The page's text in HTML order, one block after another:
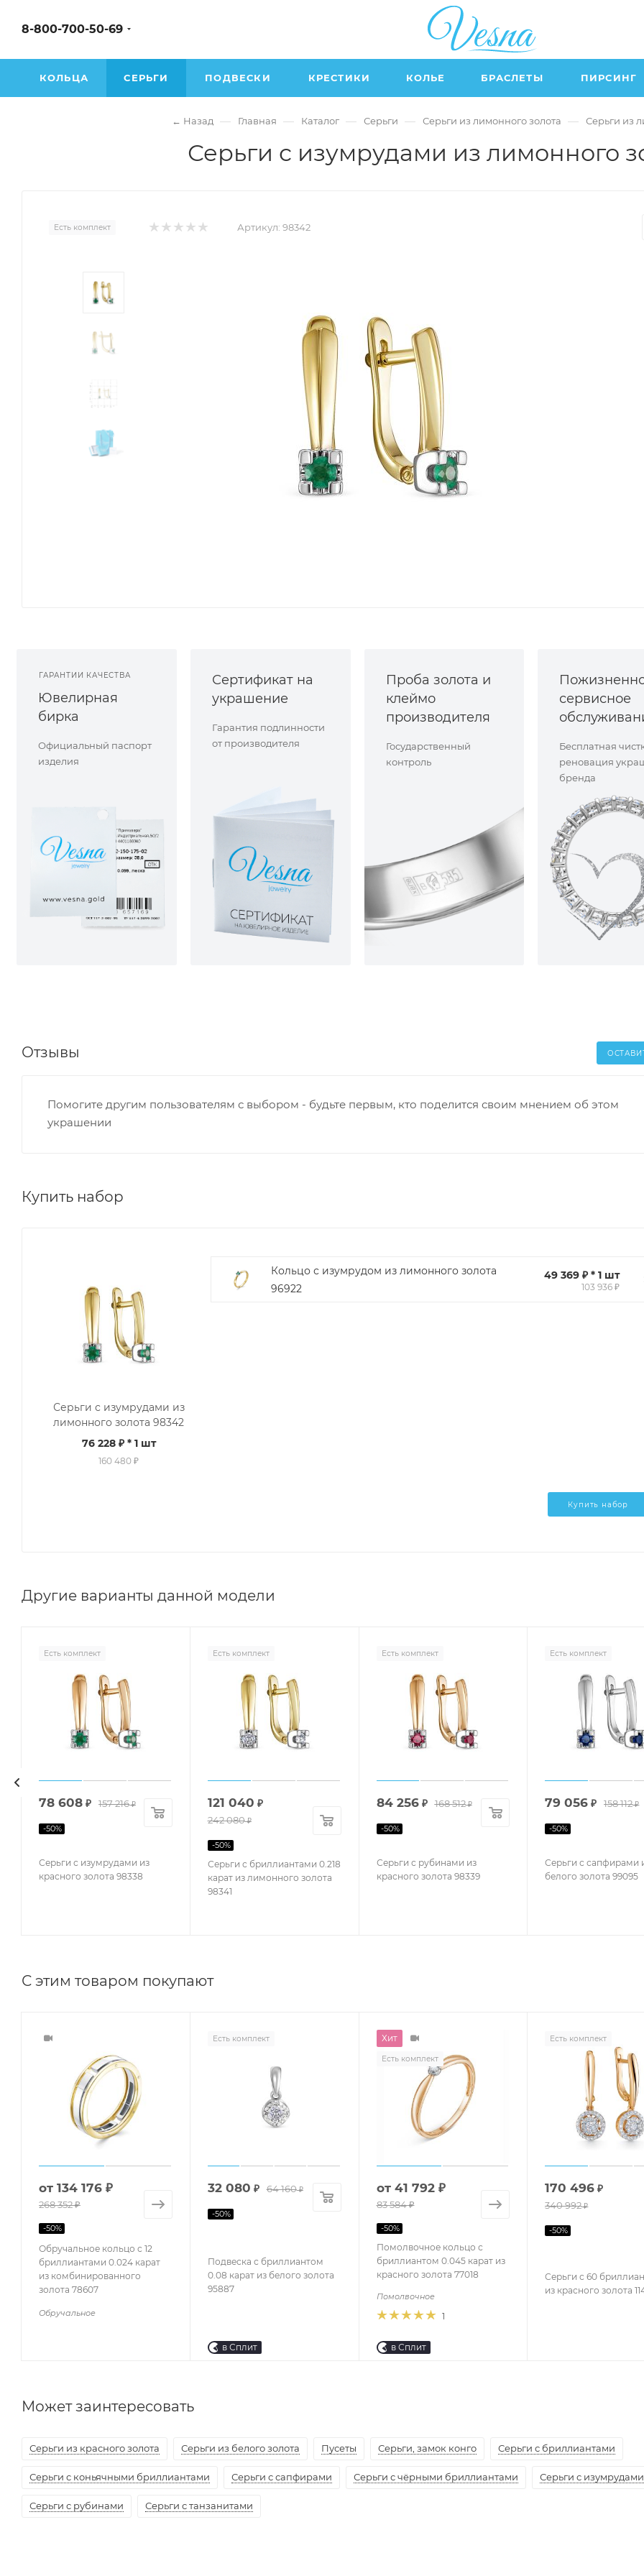
8-800-700-50-69
КОЛЬЦА СЕРЬГИ ПОДВЕСКИ КРЕСТИКИ КОЛЬЕ БРАСЛЕТЫ ПИРСИНГ
← Назад — Главная — Каталог — Серьги — Серьги из лимонного золота — Серьги из
Серьги с изумрудами из лимонного
Есть комплект Артикул: 98342
ГАРАНТИИ КАЧЕСТВА
Ювелирная
бирка
Официальный паспорт
изделия
Сертификат на
украшение
Гарантия подлинности
от производителя
Проба золота и
клеймо
производителя
Государственный
контроль
сервисное
Бесплатная
реновация
бренда
Отзывы
Помогите другим пользователям с выбором - будьте первым, кто поделится своим мнением об этом
украшении
Купить набор
Серьги с изумрудами из
лимонного золота 98342
76 228 ₽* 1 шт
160 480 ₽
Кольцо с изумрудом из лимонного золота
96922
49 369 ₽ * 1 шт
103 936 ₽
Купить набор
Другие варианты данной модели
Есть комплект
Серьги с изумрудами из
красного золота 98338
78 608 ₽ 157 216₽
-50%
Есть комплект
Серьги с бриллиантами 0.218
карат из лимонного золота
98341
121 040 ₽
242 080₽
-50%
Есть комплект
Серьги с рубинами из
красного золота 98339
84 256₽ 168 512₽
-50%
Есть комплект
Серьги с сапфирами
белого золота 99095
79 056 ₽ 158 112₽
-50%
С этим товаром покупают
Обручальное кольцо с 12
бриллиантами 0.024 карат
из комбинированного
золота 78607
Обручальное
от 134 176 ₽
268 352 ₽
-50%
Есть комплект
Подвеска с бриллиантом
0.08 карат из белого золота
95887
32 080 ₽ 64 160₽
-50%
в Сплит
Хит
Есть комплект
1
Помолвочное кольцо с
бриллиантом 0.045 карат из
красного золота 77018
Помолвочное
от 41 792 ₽
83 584 ₽
-50%
в Сплит
Есть комплект
Серьги с 60
из красного золота
170 496 ₽
340 992₽
-50%
Может заинтересовать
Серьги из красного золота Серьги из белого золота Пусеты Серьги, замок конго Серьги с бриллиантами
Серьги с коньячными бриллиантами Серьги с сапфирами Серьги с чёрными бриллиантами Серьги с изумрудами
Серьги с рубинами Серьги с танзанитами